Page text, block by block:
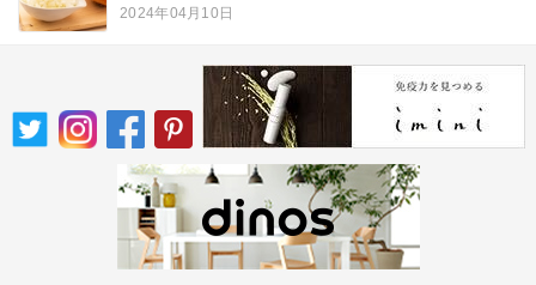
2024年04月10日